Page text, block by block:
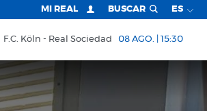
MI REAL BUSCAR ES
F.C. Köln Real Sociedad 08 AGO. | 15:30